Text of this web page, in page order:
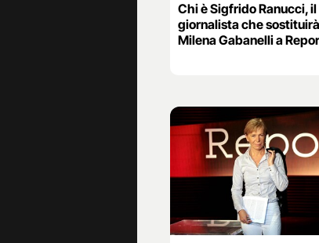
Chi è Sigfrido Ranucci, il
giornalista che sostituirà
Milena Gabanelli a